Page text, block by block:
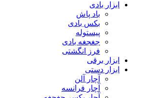
ابزار بادی
باد پاش
بکس بادی
پیستوله
جغجغه بادی
فرز انگشتی
ابزار برقی
ابزار دستی
آچار آلن
آچار فرانسه